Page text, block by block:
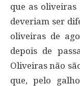
que as
deveriam ser
oliveiras de
depois de
Oliveiras não
que, pelo